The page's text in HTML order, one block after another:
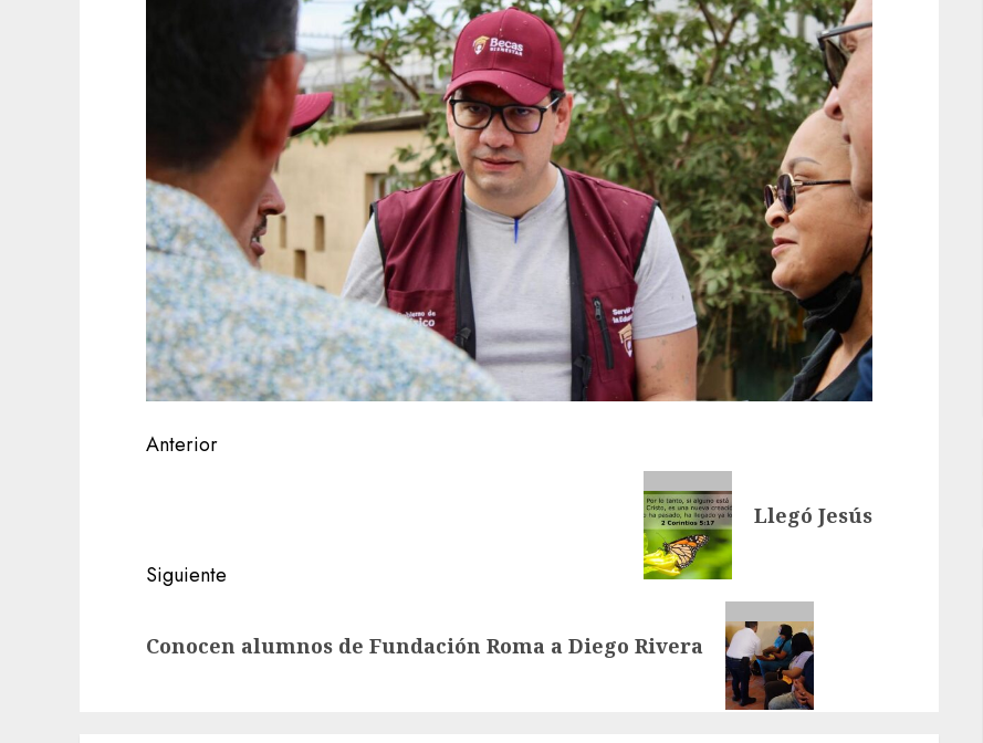
Navegación
Anterior
Llegó Jesús
Siguiente
entrada:
Conocen alumnos de Fundación Roma a Diego Rivera